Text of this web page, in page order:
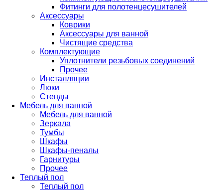
Фитинги для полотенцесушителей
Аксессуары
Коврики
Аксессуары для ванной
Чистящие средства
Комплектующие
Уплотнители резьбовых соединений
Прочее
Инсталляции
Люки
Стенды
Мебель для ванной
Мебель для ванной
Зеркала
Тумбы
Шкафы
Шкафы-пеналы
Гарнитуры
Прочее
Теплый пол
Теплый пол